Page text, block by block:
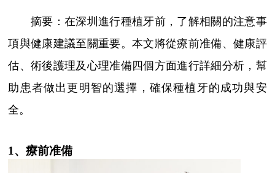
摘要：在深圳進行種植牙前，了解相關的注意事
項與健康建議至關重要。本文將從療前准備、健康評
估、術後護理及心理准備四個方面進行詳細分析，幫
助患者做出更明智的選擇，確保種植牙的成功與安
全。
1、療前准備